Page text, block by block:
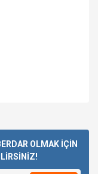
OLMAK İÇİN